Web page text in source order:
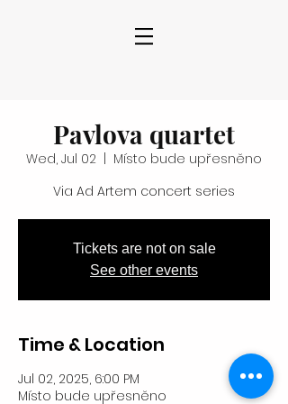
Pavlova quartet
Wed, Jul 02
Místo bude upřesněno
Via Ad Artem concert series
Tickets are not on sale
See other events
Time & Location
Jul 02, 2025, 6:00 PM
Místo bude upřesněno